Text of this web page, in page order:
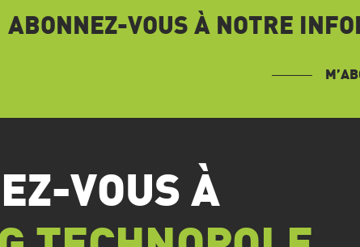
ABONNEZ-VOUS À NOTRE
VOUS À